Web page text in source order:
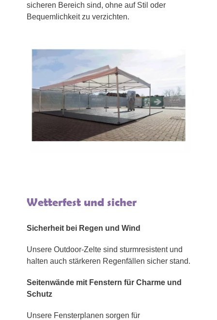
sicheren Bereich sind, ohne auf Stil oder
Bequemlichkeit zu verzichten.
Wetterfest und sicher
Sicherheit bei Regen und Wind
Unsere Outdoor-Zelte sind sturmresistent und
halten auch stärkeren Regenfällen sicher stand.
Seitenwände mit Fenstern für Charme und
Schutz
Unsere Fensterplanen sorgen für